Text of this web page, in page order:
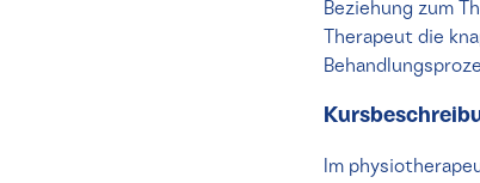
Beziehung zum
Therapeut die
Im